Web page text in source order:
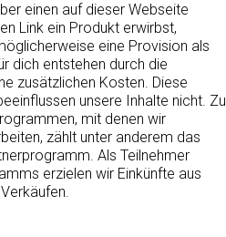
einen auf dieser Webseite
Link ein Produkt erwirbst,
eine Provision als
dich entstehen durch die
zusätzlichen Kosten. Diese
unsere Inhalte nicht. Zu
mit denen wir
zählt unter anderem das
Als Teilnehmer
erzielen wir Einkünfte aus